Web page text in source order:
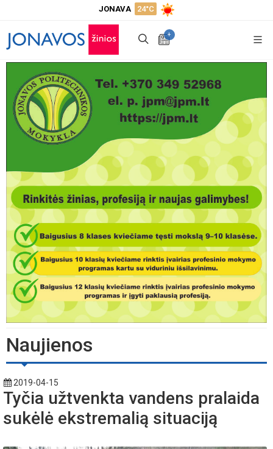
JONAVA 24°C
+
Naujienos
2019-04-15
Tyčia užtvenkta vandens pralaida
sukėlė ekstremalią situaciją